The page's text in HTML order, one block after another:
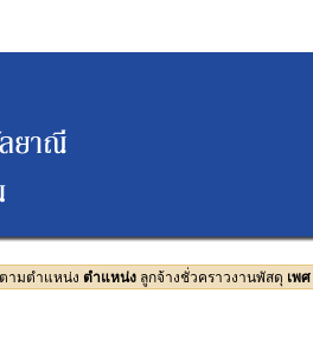
ามตำแหน่ง ตำแหน่ง ลูกจ้างชั่วคราวงานพัสดุ เพศ